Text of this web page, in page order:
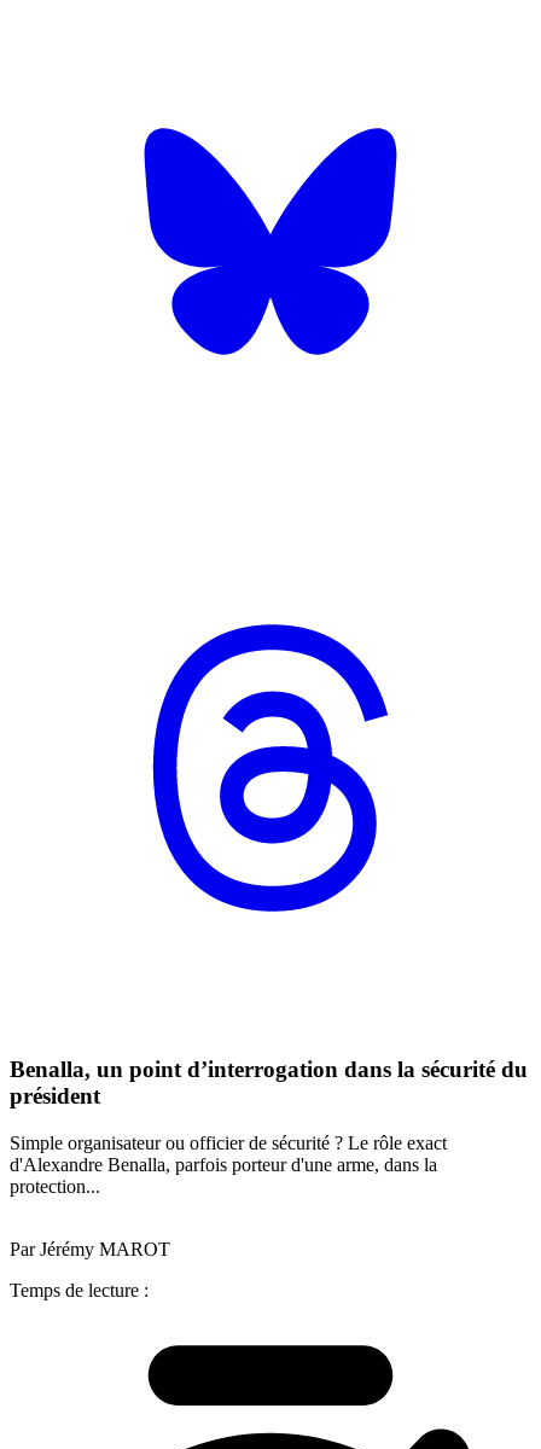
Benalla, un point d’interrogation dans la sécurité du
président
Simple organisateur ou officier de sécurité ? Le rôle exact
d'Alexandre Benalla, parfois porteur d'une arme, dans la
protection...
Par Jérémy MAROT
Temps de lecture :